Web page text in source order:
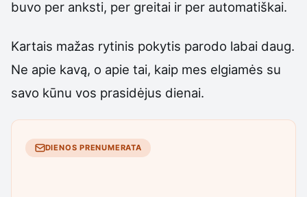
buvo per anksti, per greitai ir per automatiškai.
Kartais mažas rytinis pokytis parodo labai daug.
Ne apie kavą, o apie tai, kaip mes elgiamės su
savo kūnu vos prasidėjus dienai.
DIENOS PRENUMERATA